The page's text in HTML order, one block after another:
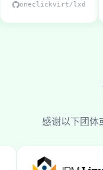
oneclickvirt/lxd
感谢以下团体